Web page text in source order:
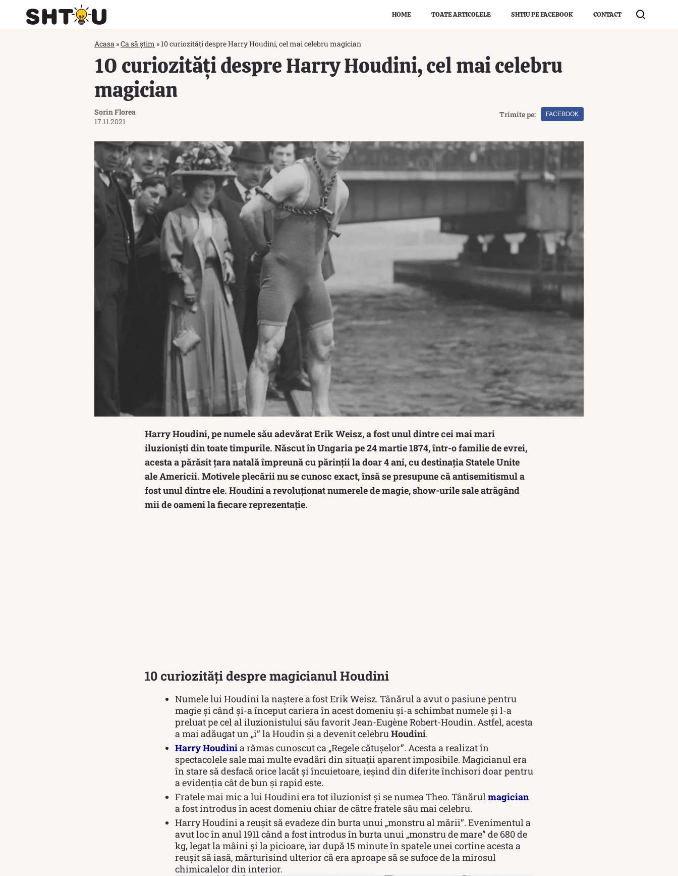
HOME TOATE ARTICOLELE SHTIU PE FACEBOOK CONTACT
Acasa »Ca să știm »10 curiozități despre Harry Houdini, cel mai celebru magician
10 curiozități despre Harry Houdini, cel mai celebru
magician
Sorin Florea
17.11.2021
Trimite pe: FACEBOOK
Harry Houdini, pe numele său adevărat Erik Weisz, a fost unul dintre cei mai mari
iluzioniști din toate timpurile. Născut în Ungaria pe 24 martie 1874, într-o familie de evrei,
acesta a părăsit țara natală împreună cu părinții la doar 4 ani, cu destinația Statele Unite
ale Americii. Motivele plecării nu se cunosc exact, însă se presupune că antisemitismul a
fost unul dintre ele. Houdini a revoluționat numerele de magie, show-urile sale atrăgând
mii de oameni la fiecare reprezentație.
10 curiozități despre magicianul Houdini
Numele lui Houdini la naștere a fost Erik Weisz. Tânărul a avut o pasiune pentru
magie și când și-a început cariera în acest domeniu și-a schimbat numele și l-a
preluat pe cel al iluzionistului său favorit Jean-Eugène Robert-Houdin. Astfel, acesta
a mai adăugat un „i” la Houdin și a devenit celebruHoudini.
Harry Houdinia rămas cunoscut ca „Regele cătușelor”. Acesta a realizat în
spectacolele sale mai multe evadări din situații aparent imposibile. Magicianul era
în stare să desfacă orice lacăt și încuietoare, ieșind din diferite închisori doar pentru
a evidenția cât de bun și rapid este.
Fratele mai mic a lui Houdini era tot iluzionist și se numea Theo. Tânărulmagician
a fost introdus în acest domeniu chiar de către fratele său mai celebru.
Harry Houdini a reușit să evadeze din burta unui „monstru al mării”. Evenimentul a
avut loc în anul 1911 când a fost introdus în burta unui „monstru de mare” de 680 de
kg, legat la mâini și la picioare, iar după 15 minute în spatele unei cortine acesta a
reușit să iasă, mărturisind ulterior că era aproape să se sufoce de la mirosul
chimicalelor din interior.